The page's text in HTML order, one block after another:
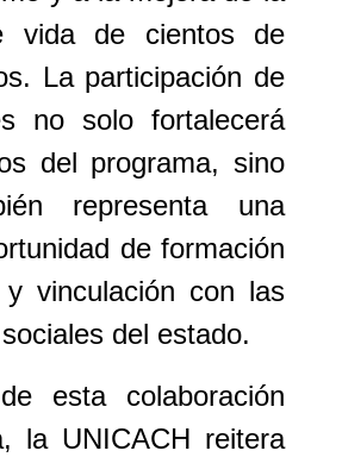
vida de cientos de
La participación de
no solo fortalecerá
del programa, sino
representa una
de formación
y vinculación con las
del estado.
esta colaboración
la UNICACH reitera